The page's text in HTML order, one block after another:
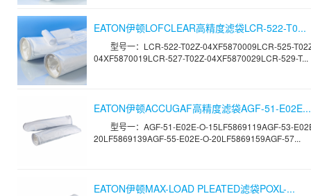
EATON伊顿LOFCLEAR高精度滤袋LCR-522-T0...
型号一：LCR-522-T02Z-04XF5870009LCR-525-
04XF5870019LCR-527-T02Z-04XF5870029LCR-529-T...
EATON伊顿ACCUGAF高精度滤袋AGF-51-E02E...
型号一：AGF-51-E02E-O-15LF5869119AGF-53-
20LF5869139AGF-55-E02E-O-20LF5869159AGF-57...
EATON伊顿MAX-LOAD PLEATED滤袋POXL-...